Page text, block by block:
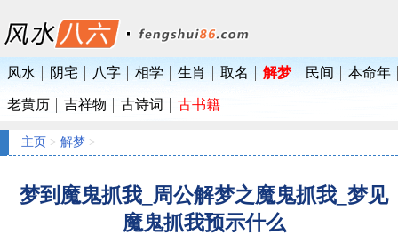
风水 阴宅 八字 相学 生肖 取名 解梦 民间 本命年
老黄历 吉祥物 古诗词 古书籍
主页 > 解梦 >
梦到魔鬼抓我_周公解梦之魔鬼抓我_梦见
魔鬼抓我预示什么